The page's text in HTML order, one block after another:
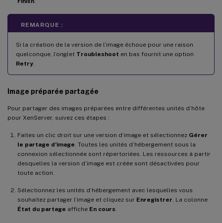
REMARQUE :
Si la création de la version de l’image échoue pour une raison
quelconque, l’onglet Troubleshoot en bas fournit une option
Retry
Image préparée partagée
Pour partager des images préparées entre différentes unités d’hôte
pour XenServer, suivez ces étapes :
Faites un clic droit sur une version d’image et sélectionnez Gérer
le partage d’image . Toutes les unités d’hébergement sous la
connexion sélectionnée sont répertoriées. Les ressources à partir
desquelles la version d’image est créée sont désactivées pour
toute action.
Sélectionnez les unités d’hébergement avec lesquelles vous
souhaitez partager l’image et cliquez sur Enregistrer . La colonne
État du partage affiche En cours